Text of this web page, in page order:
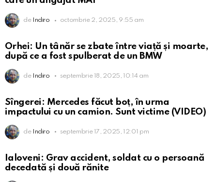
de Indiro octombrie 2, 2025, 9:55 am
Orhei: Un tânăr se zbate între viață și moarte,
după ce a fost spulberat de un BMW
de Indiro septembrie 18, 2025, 10:14 am
Sîngerei: Mercedes făcut boț, în urma
impactului cu un camion. Sunt victime (VIDEO)
de Indiro septembrie 17, 2025, 12:01 pm
Ialoveni: Grav accident, soldat cu o persoană
decedată și două rănite